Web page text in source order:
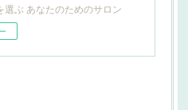
選ぶ あなたのためのサロン